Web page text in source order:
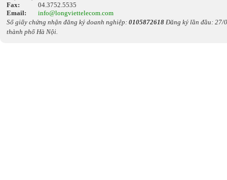
Fax:
04.3752.5535
Email:
info@longviettelecom.com
Số giấy chứng nhận đăng ký doanh nghiệp: 0105872618 Đăng ký lần đầu: 27/
thành phố Hà Nội.